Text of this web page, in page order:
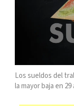
Los sueldos del
la mayor baja en 29